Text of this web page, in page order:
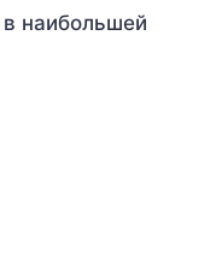
в наибольшей